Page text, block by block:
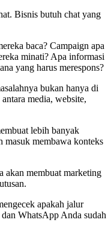
Bisnis butuh chat yang
baca? Campaign apa
minati? Apa informasi
yang harus merespons?
bukan hanya di
media, website,
lebih banyak
masuk membawa konteks
akan membuat marketing
apakah jalur
WhatsApp Anda sudah